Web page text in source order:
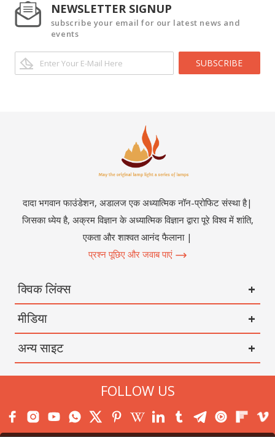
NEWSLETTER SIGNUP
subscribe your email for our latest news and
events
SUBSCRIBE
दादा भगवान फाउंडेशन, अडालज एक अध्यात्मिक नॉन-प्रोफिट संस्था है|
जिसका ध्येय है, अक्रम विज्ञान के अध्यात्मिक विज्ञान द्वारा पूरे विश्व में शांति,
एकता और शाश्वत आनंद फैलाना |
प्रश्न पूछिए और जवाब पाएं
क्विक लिंक्स
मीडिया
अन्य साइट
FOLLOW US